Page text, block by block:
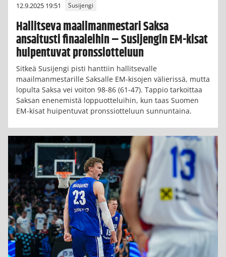
12.9.2025 19:51 Susijengi
Hallitseva maailmanmestari Saksa
ansaitusti finaaleihin – Susijengin EM-kisat
huipentuvat pronssiotteluun
Sitkeä Susijengi pisti hanttiin hallitsevalle
maailmanmestarille Saksalle EM-kisojen välierissä, mutta
lopulta Saksa vei voiton 98-86 (61-47). Tappio tarkoittaa
Saksan enenemistä loppuotteluihin, kun taas Suomen
EM-kisat huipentuvat pronssiotteluun sunnuntaina.